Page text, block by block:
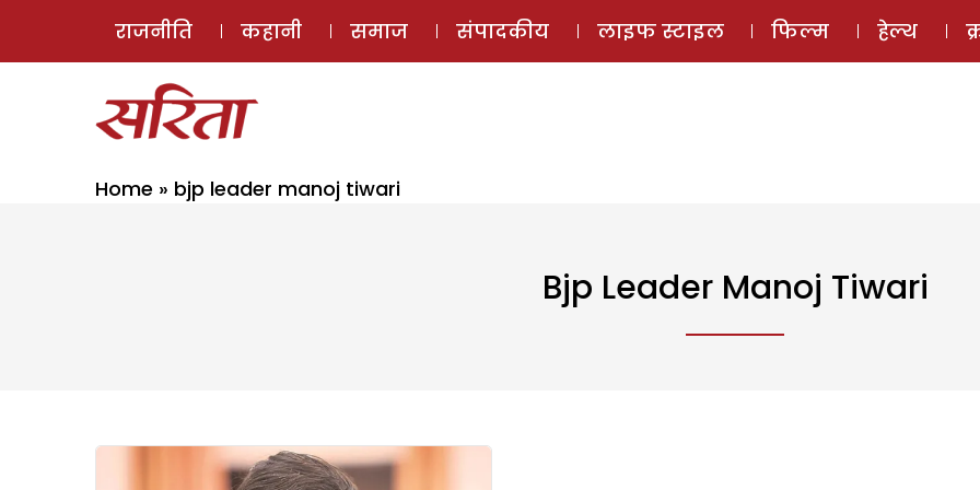
ई-मैगज़ीन
राजनीति कहानी समाज संपादकीय लाइफ स्टाइल फिल्म हेल्थ
Home » bjp leader manoj tiwari
Bjp Leader Manoj Tiwari